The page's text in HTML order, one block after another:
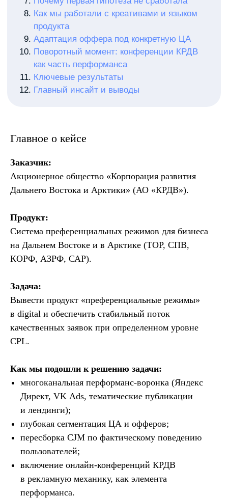
Главное о кейсе
Заказчик:
Акционерное общество «Корпорация развития
Дальнего Востока и Арктики» (АО «КРДВ»).
Продукт:
Система преференциальных режимов для бизнеса
на Дальнем Востоке и в Арктике (ТОР, СПВ,
КОРФ, АЗРФ, САР).
Задача:
Вывести продукт «преференциальные режимы»
в digital и обеспечить стабильный поток
качественных заявок при определенном уровне
CPL.
Как мы подошли к решению задачи:
многоканальная перформанс-воронка (Яндекс
Директ, VK Ads, тематические публикации
и лендинги);
глубокая сегментация ЦА и офферов;
пересборка CJM по фактическому поведению
пользователей;
включение онлайн-конференций КРДВ
в рекламную механику, как элемента
перформанса.